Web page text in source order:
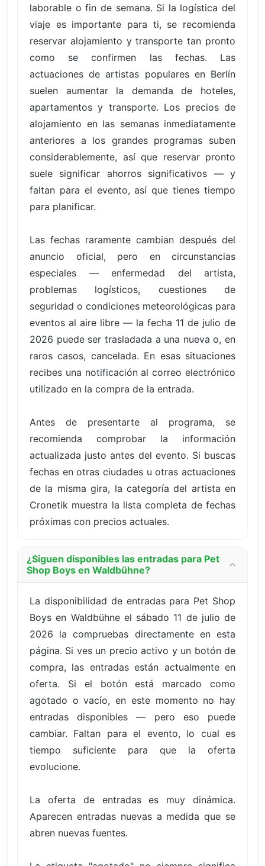
laborable o fin de semana. Si la logística del
viaje es importante para ti, se recomienda
reservar alojamiento y transporte tan pronto
como se confirmen las fechas. Las
actuaciones de artistas populares en Berlín
suelen aumentar la demanda de hoteles,
apartamentos y transporte. Los precios de
alojamiento en las semanas inmediatamente
anteriores a los grandes programas suben
considerablemente, así que reservar pronto
suele significar ahorros significativos — y
faltan para el evento, así que tienes tiempo
para planificar.
Las fechas raramente cambian después del
anuncio oficial, pero en circunstancias
especiales — enfermedad del artista,
problemas logísticos, cuestiones de
seguridad o condiciones meteorológicas para
eventos al aire libre — la fecha 11 de julio de
2026 puede ser trasladada a una nueva o, en
raros casos, cancelada. En esas situaciones
recibes una notificación al correo electrónico
utilizado en la compra de la entrada.
Antes de presentarte al programa, se
recomienda comprobar la información
actualizada justo antes del evento. Si buscas
fechas en otras ciudades u otras actuaciones
de la misma gira, la categoría del artista en
Cronetik muestra la lista completa de fechas
próximas con precios actuales.
¿Siguen disponibles las entradas para Pet
Shop Boys en Waldbühne?
La disponibilidad de entradas para Pet Shop
Boys en Waldbühne el sábado 11 de julio de
2026 la compruebas directamente en esta
página. Si ves un precio activo y un botón de
compra, las entradas están actualmente en
oferta. Si el botón está marcado como
agotado o vacío, en este momento no hay
entradas disponibles — pero eso puede
cambiar. Faltan para el evento, lo cual es
tiempo suficiente para que la oferta
evolucione.
La oferta de entradas es muy dinámica.
Aparecen entradas nuevas a medida que se
abren nuevas fuentes.